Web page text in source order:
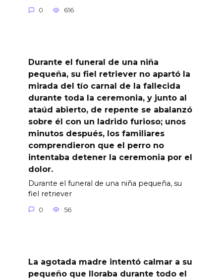
0 616
Durante el funeral de una niña
pequeña, su fiel retriever no apartó la
mirada del tío carnal de la fallecida
durante toda la ceremonia, y junto al
ataúd abierto, de repente se abalanzó
sobre él con un ladrido furioso; unos
minutos después, los familiares
comprendieron que el perro no
intentaba detener la ceremonia por el
dolor.
Durante el funeral de una niña pequeña, su
fiel retriever
0 56
La agotada madre intentó calmar a su
pequeño que lloraba durante todo el